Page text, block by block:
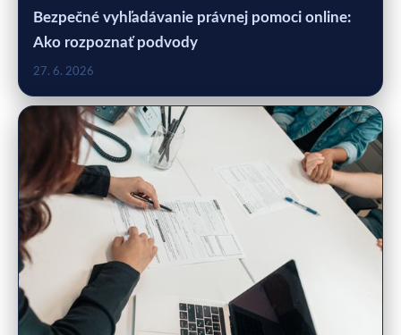
Bezpečné vyhľadávanie právnej pomoci online:
Ako rozpoznať podvody
27. 6. 2026